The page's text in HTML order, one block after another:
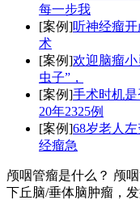
每一步我
[案例]听神经瘤
术
[案例]欢迎脑瘤
虫子”，
[案例]手术时机
20年2325例
[案例]68岁老人
经瘤急
颅咽管瘤是什么？ 颅
下丘脑/垂体脑肿瘤，